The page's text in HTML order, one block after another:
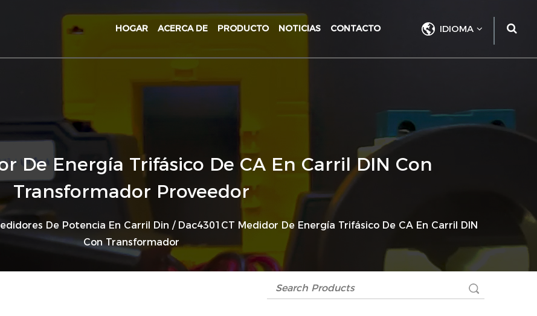
IDIOMA
HOGAR ACERCA DE PRODUCTO NOTICIAS CONTACTO
De Energía Trifásico De CA En Carril DIN Con
Transformador Proveedor
De Potencia En Carril Din / Dac4301CT Medidor De Energía Trifásico De CA En Carril DIN
Con Transformador